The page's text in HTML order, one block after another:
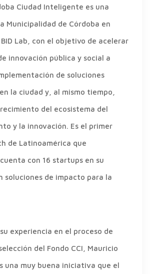
Ciudad Inteligente es una
Municipalidad de Córdoba en
Lab, con el objetivo de acelerar
innovación pública y social a
de soluciones
la ciudad y, al mismo tiempo,
del ecosistema del
y la innovación. Es el primer
de Latinoamérica que
con 16 startups en su
soluciones de impacto para la
experiencia en el proceso de
del Fondo CCI, Mauricio
una muy buena iniciativa que el